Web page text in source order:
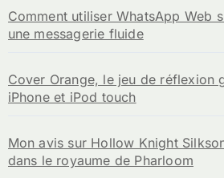
Comment utiliser WhatsApp Web
une messagerie fluide
Cover Orange, le jeu de réflexion
iPhone et iPod touch
Mon avis sur Hollow Knight
dans le royaume de Pharloom